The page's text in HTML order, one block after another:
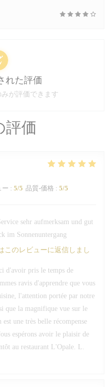
評価
ー : 5/5 品質-価格 : 5/5
sehr aufmerksam und gut
im Sonnenuntergang
このレビューに返信しまし
d'avoir pris le temps de
ravis d'apprendre que vous
l'attention portée par notre
que la magnifique vue sur le
une très belle récompense
espérons avoir le plaisir de
au restaurant L'Opale. L.
れた評価
が評価できます